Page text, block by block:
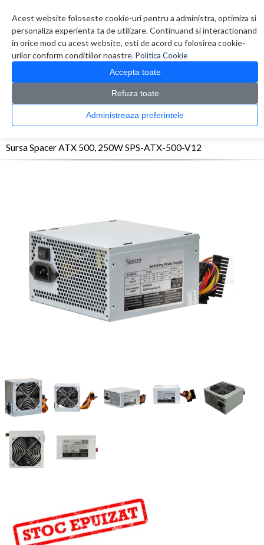
Acest website foloseste cookie-uri pentru a administra, optimiza si
personaliza experienta ta de utilizare. Continuand si interactionand
in orice mod cu acest website, esti de acord cu folosirea cookie-
urilor conform conditiilor noastre.Politica Cookie
Accepta toate
Refuza toate
Administreaza preferintele
0 produs(e)
CATALOG PRODUSE
Componente PC > Surse > Sursa Spacer ATX 500, 250W SPS-ATX-500-
Sursa Spacer ATX 500, 250W SPS-ATX-500-V12